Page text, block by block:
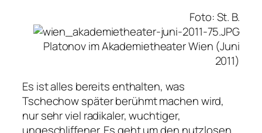
Foto: St. B.
Platonov im Akademietheater Wien (Juni
2011)
Es ist alles bereits enthalten, was
Tschechow später berühmt machen wird,
nur sehr viel radikaler, wuchtiger,